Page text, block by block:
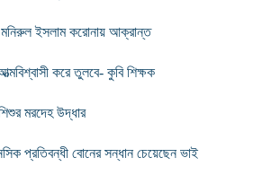
মনিরুল ইসলাম করোনায় আক্রান্ত
করে তুলবে- কুবি শিক্ষক
মরদেহ উদ্ধার
প্রতিবন্ধী বোনের সন্ধান চেয়েছেন ভাই